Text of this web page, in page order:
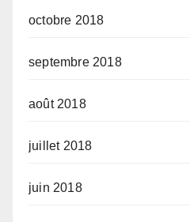
octobre 2018
septembre 2018
août 2018
juillet 2018
juin 2018